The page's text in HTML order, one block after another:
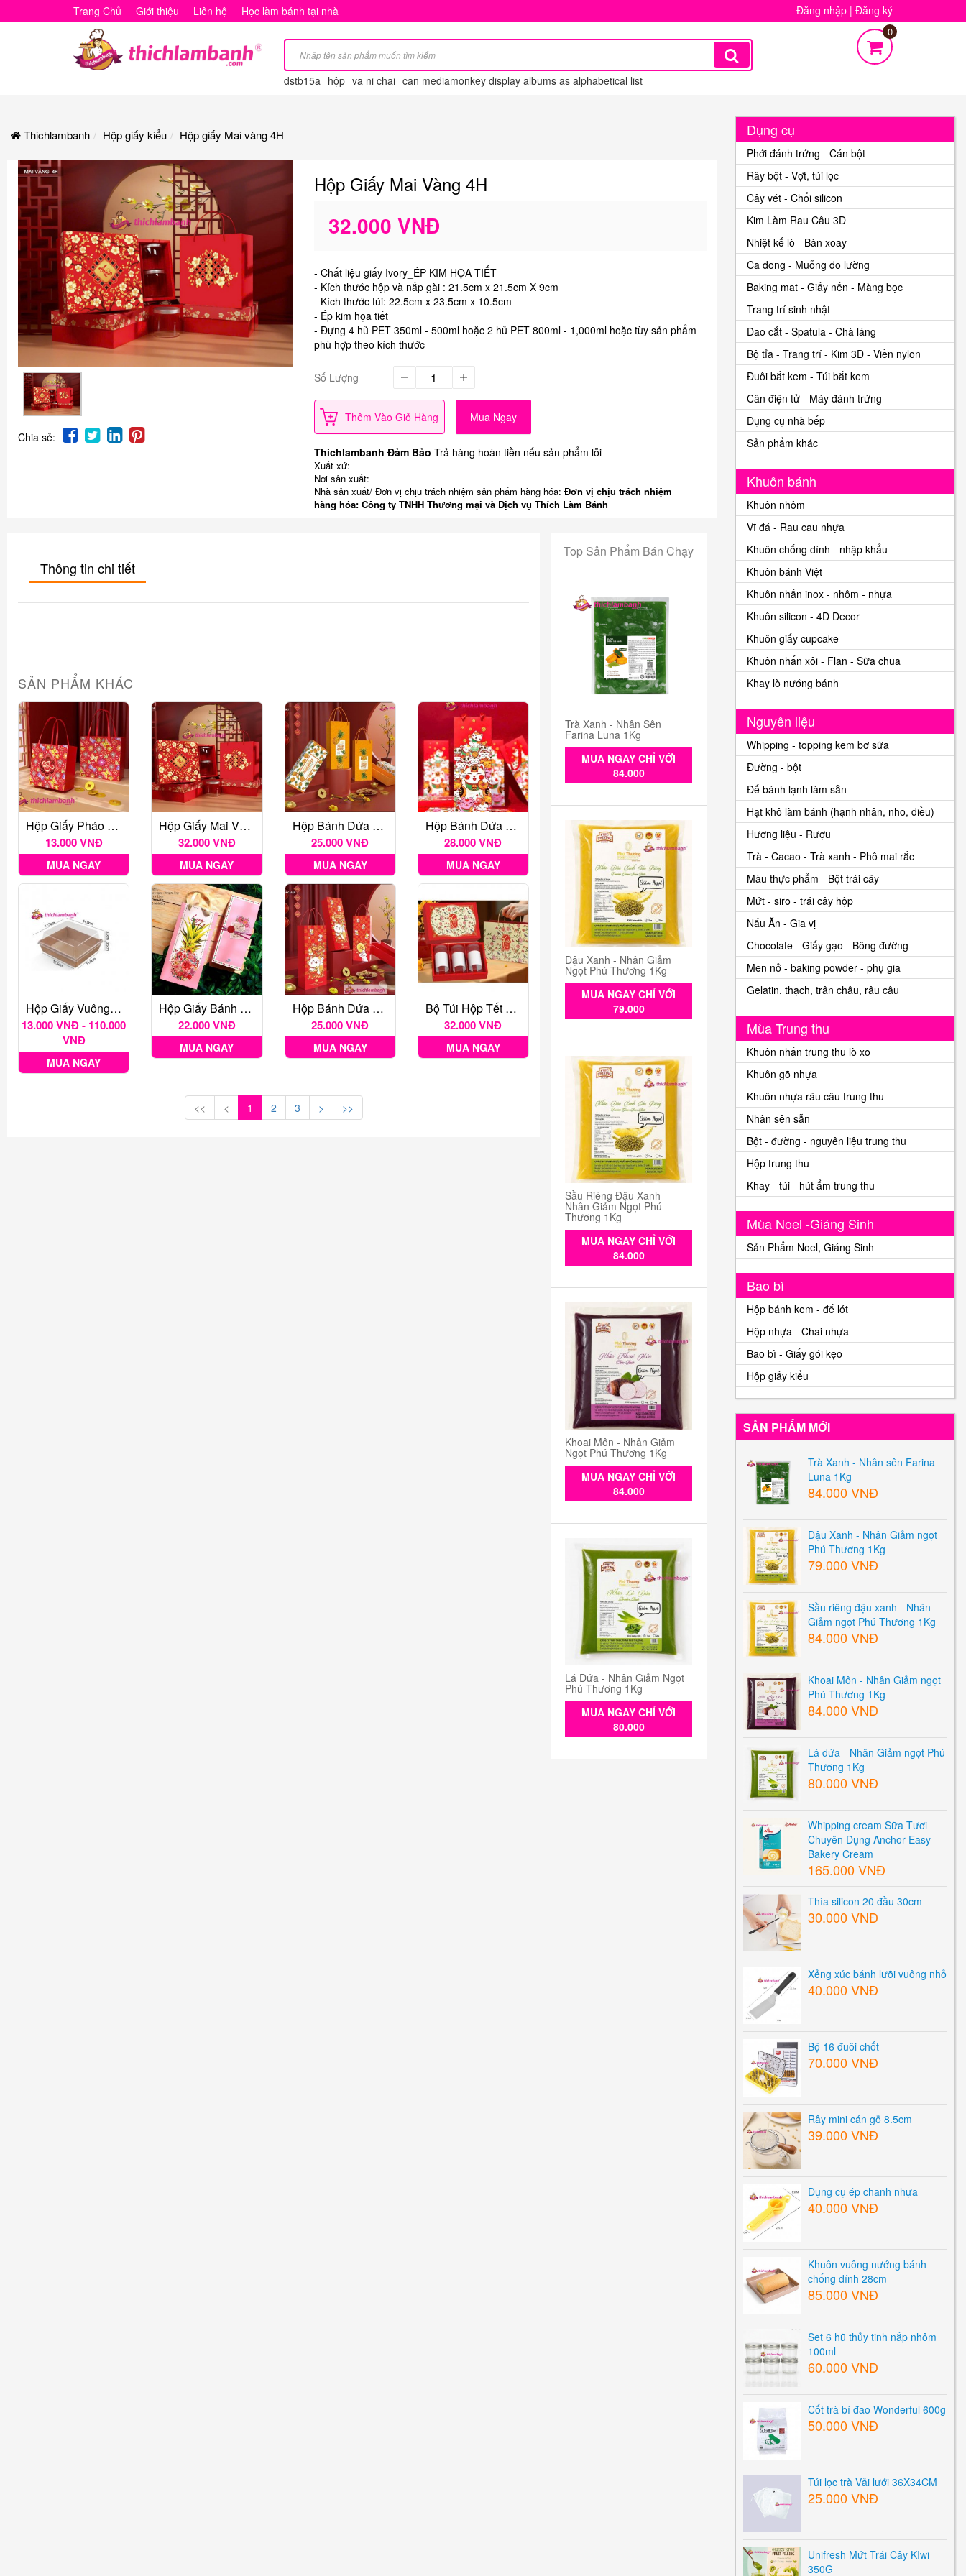
Hộp
4H
Trang Chủ Giới thiệu Liên hệ Học làm bánh tại nhà Đăng nhập | Đăng ký
dstb15a hộp va ni chai can mediamonkey display albums as alphabetical list
0
Thichlambanh Hộp giấy kiểu Hộp giấy Mai vàng 4H
Chia sẻ:
Hộp Giấy Mai Vàng 4H
32.000 VNĐ
- Chất liệu giấy Ivory_ÉP KIM HỌA TIẾT
- Kích thước hộp và nắp gài : 21.5cm x 21.5cm X 9cm
- Kích thước túi: 22.5cm x 23.5cm x 10.5cm
- Ép kim họa tiết
- Đựng 4 hủ PET 350ml - 500ml hoặc 2 hủ PET 800ml - 1,000ml hoặc tùy sản phẩm
phù hợp theo kích thước
Số Lượng
Thêm Vào Giỏ Hàng Mua Ngay
Thichlambanh Đảm Bảo Trả hàng hoàn tiền nếu sản phẩm lỗi
Xuất xứ:
Nơi sản xuất:
Nhà sản xuất/ Đơn vị chịu trách nhiệm sản phẩm hàng hóa: Đơn vị chịu trách nhiệm
hàng hóa: Công ty TNHH Thương mại và Dịch vụ Thích Làm Bánh
Thông tin chi tiết
SẢN PHẨM KHÁC
Hộp Giấy Pháo Hoa Nhỏ
13.000 VNĐ
MUA NGAY
Hộp Giấy Mai Vàng 4H
32.000 VNĐ
MUA NGAY
Hộp Bánh Dứa Vạn Phát
25.000 VNĐ
MUA NGAY
Hộp Bánh Dứa Mèo May Mắn
28.000 VNĐ
MUA NGAY
Hộp Giấy Vuông Nắp Trong E1314
13.000 VNĐ - 110.000
VNĐ
MUA NGAY
Hộp Giấy Bánh Dứa Hoa Viên Hồng
22.000 VNĐ
MUA NGAY
Hộp Bánh Dứa Mèo May Mắn
25.000 VNĐ
MUA NGAY
Bộ Túi Hộp Tết Xuân Phú Quý 6B
32.000 VNĐ
MUA NGAY
<< < 1 2 3 > >>
Top Sản Phẩm Bán Chạy
Trà Xanh - Nhân Sên
Farina Luna 1Kg
MUA NGAY CHỈ VỚI
84.000
Đậu Xanh - Nhân Giảm
Ngọt Phú Thương 1Kg
MUA NGAY CHỈ VỚI
79.000
Sầu Riêng Đậu Xanh -
Nhân Giảm Ngọt Phú
Thương 1Kg
MUA NGAY CHỈ VỚI
84.000
Khoai Môn - Nhân Giảm
Ngọt Phú Thương 1Kg
MUA NGAY CHỈ VỚI
84.000
Lá Dứa - Nhân Giảm Ngọt
Phú Thương 1Kg
MUA NGAY CHỈ VỚI
80.000
Dụng cụ
Phới đánh trứng - Cán bột
Rây bột - Vợt, túi lọc
Cây vét - Chổi silicon
Kim Làm Rau Câu 3D
Nhiệt kế lò - Bàn xoay
Ca đong - Muỗng đo lường
Baking mat - Giấy nến - Màng bọc
Trang trí sinh nhật
Dao cắt - Spatula - Chà láng
Bộ tỉa - Trang trí - Kim 3D - Viền nylon
Đuôi bắt kem - Túi bắt kem
Cân điện tử - Máy đánh trứng
Dụng cụ nhà bếp
Sản phẩm khác
Khuôn bánh
Khuôn nhôm
Vĩ đá - Rau cau nhựa
Khuôn chống dính - nhập khẩu
Khuôn bánh Việt
Khuôn nhấn inox - nhôm - nhựa
Khuôn silicon - 4D Decor
Khuôn giấy cupcake
Khuôn nhấn xôi - Flan - Sữa chua
Khay lò nướng bánh
Nguyên liệu
Whipping - topping kem bơ sữa
Đường - bột
Đế bánh lạnh làm sẵn
Hạt khô làm bánh (hạnh nhân, nho, điều)
Hương liệu - Rượu
Trà - Cacao - Trà xanh - Phô mai rắc
Màu thực phẩm - Bột trái cây
Mứt - siro - trái cây hộp
Nấu Ăn - Gia vị
Chocolate - Giấy gạo - Bông đường
Men nở - baking powder - phụ gia
Gelatin, thạch, trân châu, râu câu
Mùa Trung thu
Khuôn nhấn trung thu lò xo
Khuôn gõ nhựa
Khuôn nhựa râu câu trung thu
Nhân sên sẵn
Bột - đường - nguyên liệu trung thu
Hộp trung thu
Khay - túi - hút ẩm trung thu
Mùa Noel -Giáng Sinh
Sản Phẩm Noel, Giáng Sinh
Bao bì
Hộp bánh kem - đế lót
Hộp nhựa - Chai nhựa
Bao bì - Giấy gói kẹo
Hộp giấy kiểu
SẢN PHẨM MỚI
Trà Xanh - Nhân sên Farina
Luna 1Kg
84.000 VNĐ
Đậu Xanh - Nhân Giảm ngọt
Phú Thương 1Kg
79.000 VNĐ
Sầu riêng đậu xanh - Nhân
Giảm ngọt Phú Thương 1Kg
84.000 VNĐ
Khoai Môn - Nhân Giảm ngọt
Phú Thương 1Kg
84.000 VNĐ
Lá dứa - Nhân Giảm ngọt Phú
Thương 1Kg
80.000 VNĐ
Whipping cream Sữa Tươi
Chuyên Dụng Anchor Easy
Bakery Cream
165.000 VNĐ
Thìa silicon 20 đầu 30cm
30.000 VNĐ
Xẻng xúc bánh lưỡi vuông nhỏ
40.000 VNĐ
Bộ 16 đuôi chốt
70.000 VNĐ
Rây mini cán gỗ 8.5cm
39.000 VNĐ
Dụng cụ ép chanh nhựa
40.000 VNĐ
Khuôn vuông nướng bánh
chống dính 28cm
85.000 VNĐ
Set 6 hũ thủy tinh nắp nhôm
100ml
60.000 VNĐ
Cốt trà bí đao Wonderful 600g
50.000 VNĐ
Túi lọc trà Vải lưới 36X34CM
25.000 VNĐ
Unifresh Mứt Trái Cây KIwi
350G